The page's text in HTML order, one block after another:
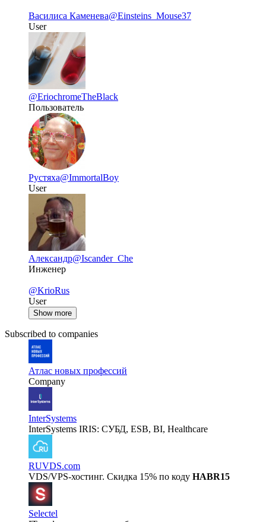
Василиса Каменева@Einsteins_Mouse37
User
@EriochromeTheBlack
Пользователь
Рустяха@ImmortalBoy
User
Александр@Iscander_Che
Инженер
@KrioRus
User
Show more
Subscribed to companies
Атлас новых профессий
Company
InterSystems
InterSystems IRIS: СУБД, ESB, BI, Healthcare
RUVDS.com
VDS/VPS-хостинг. Скидка 15% по коду HABR15
Selectel